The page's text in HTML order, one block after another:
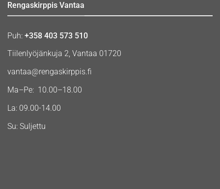
Rengaskirppis Vantaa
Puh: +358 403 573 510
Tiilenlyöjänkuja 2, Vantaa 01720
vantaa@rengaskirppis.fi
Ma–Pe: 10.00–18.00
La: 09.00-14.00
Su: Suljettu